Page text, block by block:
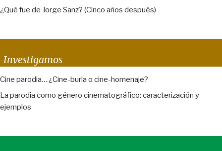
¿Qué fue de Jorge Sanz? (Cinco años después)
Investigamos
Cine parodia… ¿Cine-burla o cine-homenaje?
La parodia como género cinematográfico: caracterización y
ejemplos